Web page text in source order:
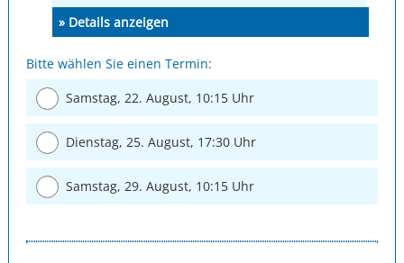
» Details anzeigen
Bitte wählen Sie einen Termin:
Samstag, 22. August, 10:15 Uhr
Dienstag, 25. August, 17:30 Uhr
Samstag, 29. August, 10:15 Uhr